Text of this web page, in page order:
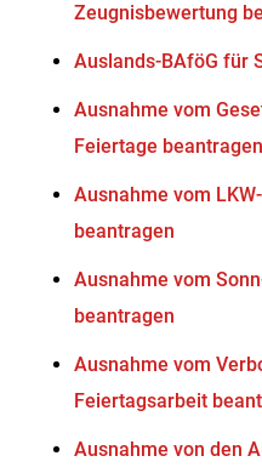
Zeugnisbewertung
Auslands-BAföG für
Ausnahme vom
Feiertage beantragen
Ausnahme vom
beantragen
Ausnahme vom
beantragen
Ausnahme vom
Feiertagsarbeit
Ausnahme von den